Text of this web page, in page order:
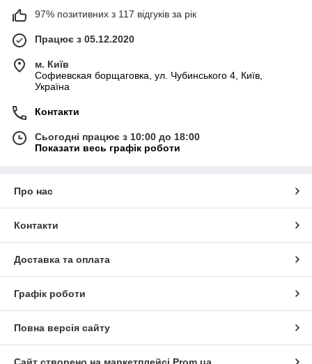
97% позитивних з 117 відгуків за рік
Працює з 05.12.2020
м. Київ
Софиевская борщаговка, ул. Чубинського 4, Київ,
Україна
Контакти
Сьогодні працює з 10:00 до 18:00
Показати весь графік роботи
Про нас
Контакти
Доставка та оплата
Графік роботи
Повна версія сайту
Сайт створено на маркетплейсі Prom.ua